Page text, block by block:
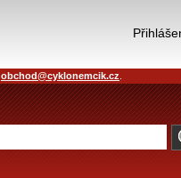
obchod@cyklonemcik.cz